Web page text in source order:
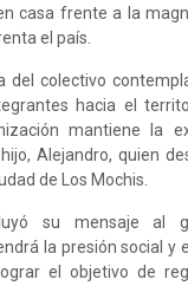
casa frente a la
el país.
del colectivo
hacia el
mantiene la
Alejandro, quien
de Los Mochis.
su mensaje al
la presión social y
el objetivo de